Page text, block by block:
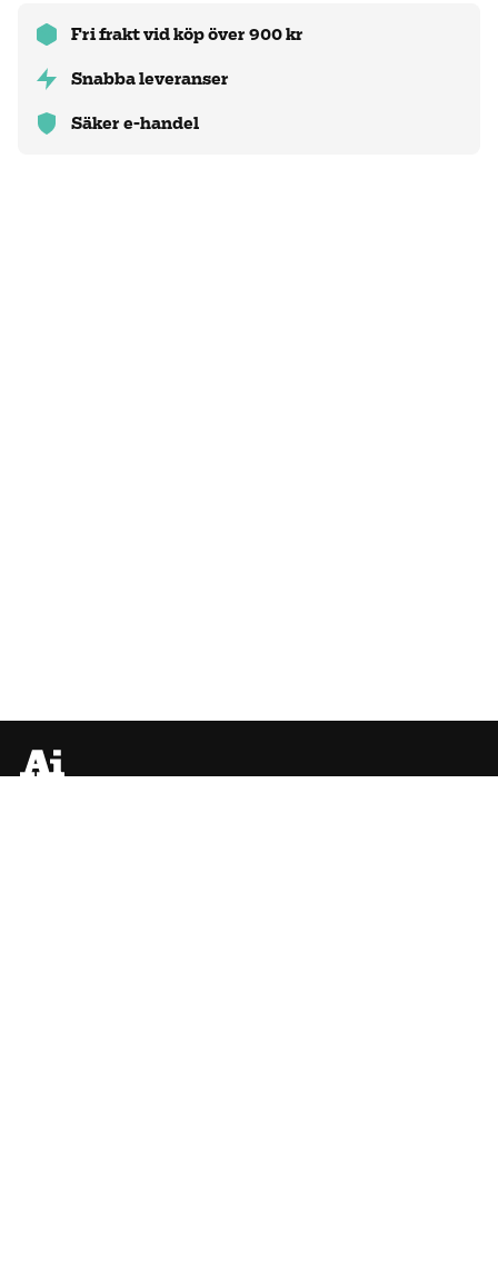
Fri frakt vid köp över 900 kr
Snabba leveranser
Säker e-handel